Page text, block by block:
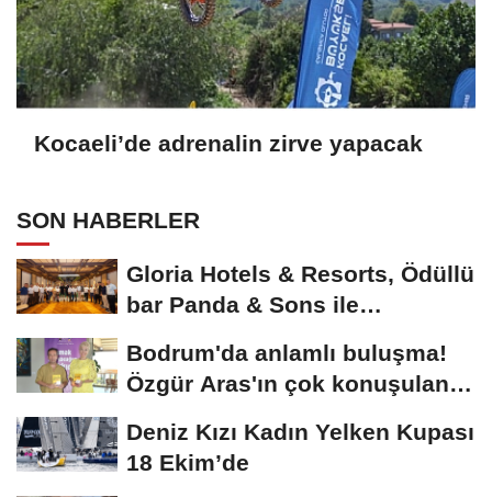
Kocaeli’de adrenalin zirve yapacak
SON HABERLER
Gloria Hotels & Resorts, Ödüllü
bar Panda & Sons ile
Bodrum'da anlamlı buluşma!
Özgür Aras'ın çok konuşulan
Deniz Kızı Kadın Yelken Kupası
18 Ekim’de